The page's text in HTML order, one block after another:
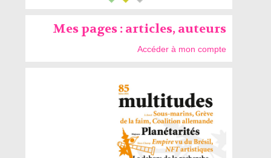
Mes pages : articles, auteurs
Accéder à mon compte